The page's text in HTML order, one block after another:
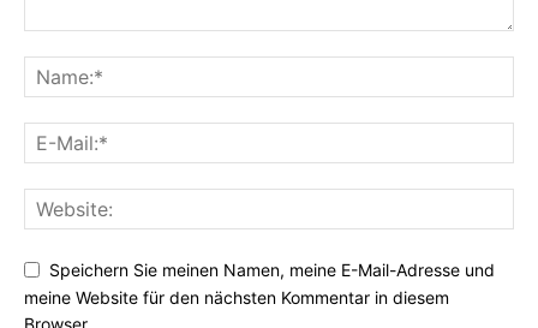
Speichern Sie meinen Namen, meine E-Mail-Adresse und
meine Website für den nächsten Kommentar in diesem